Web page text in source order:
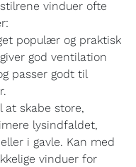
vinduer ofte
populær og praktisk
god ventilation
passer godt til
at skabe store,
lysindfaldet,
i gavle. Kan med
vinduer for